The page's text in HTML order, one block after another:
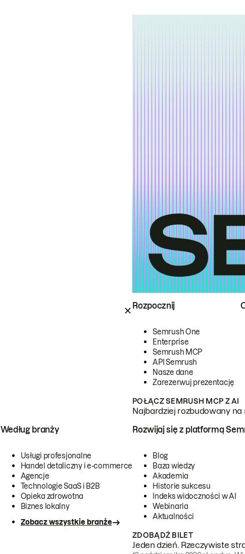
Rozpocznij
Semrush One
Enterprise
Semrush MCP
API Semrush
Nasze dane
Zarezerwuj prezentację
POŁĄCZ SEMRUSH MCP Z AI
Najbardziej rozbudowany
Według branży
Usługi profesjonalne
Handel detaliczny i e-commerce
Agencje
Technologie SaaS i B2B
Opieka zdrowotna
Biznes lokalny
Zobacz wszystkie branże
Rozwijaj się z platformą
Blog
Baza wiedzy
Akademia
Historie sukcesu
Indeks widoczności w AI
Webinaria
Aktualności
ZDOBĄDŹ BILET
Jeden dzień. Rzeczywiste